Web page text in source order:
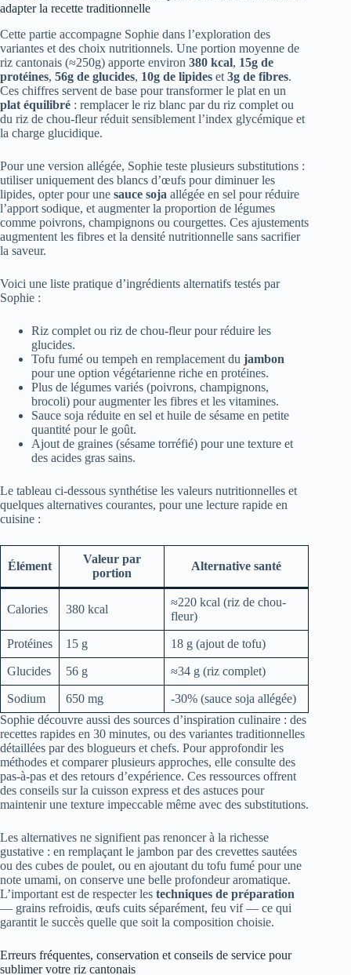
adapter la recette traditionnelle
Cette partie accompagne Sophie dans l’exploration des
variantes et des choix nutritionnels. Une portion moyenne de
riz cantonais (≈250g) apporte environ 380 kcal, 15g de
protéines, 56g de glucides, 10g de lipides et 3g de fibres.
Ces chiffres servent de base pour transformer le plat en un
plat équilibré : remplacer le riz blanc par du riz complet ou
du riz de chou-fleur réduit sensiblement l’index glycémique et
la charge glucidique.
Pour une version allégée, Sophie teste plusieurs substitutions :
utiliser uniquement des blancs d’œufs pour diminuer les
lipides, opter pour une sauce soja allégée en sel pour réduire
l’apport sodique, et augmenter la proportion de légumes
comme poivrons, champignons ou courgettes. Ces ajustements
augmentent les fibres et la densité nutritionnelle sans sacrifier
la saveur.
Voici une liste pratique d’ingrédients alternatifs testés par
Sophie :
Riz complet ou riz de chou-fleur pour réduire les
glucides.
Tofu fumé ou tempeh en remplacement du jambon
pour une option végétarienne riche en protéines.
Plus de légumes variés (poivrons, champignons,
brocoli) pour augmenter les fibres et les vitamines.
Sauce soja réduite en sel et huile de sésame en petite
quantité pour le goût.
Ajout de graines (sésame torréfié) pour une texture et
des acides gras sains.
Le tableau ci-dessous synthétise les valeurs nutritionnelles et
quelques alternatives courantes, pour une lecture rapide en
cuisine :
Élément
Valeur par
portion
Alternative santé
Calories 380 kcal
≈220 kcal (riz de chou-
fleur)
Protéines 15 g 18 g (ajout de tofu)
Glucides 56 g ≈34 g (riz complet)
Sodium 650 mg
-30% (sauce soja allégée)
Sophie découvre aussi des sources d’inspiration culinaire : des
recettes rapides en 30 minutes, ou des variantes traditionnelles
détaillées par des blogueurs et chefs. Pour approfondir les
méthodes et comparer plusieurs approches, elle consulte des
pas-à-pas et des retours d’expérience. Ces ressources offrent
des conseils sur la cuisson express et des astuces pour
maintenir une texture impeccable même avec des substitutions.
Les alternatives ne signifient pas renoncer à la richesse
gustative : en remplaçant le jambon par des crevettes sautées
ou des cubes de poulet, ou en ajoutant du tofu fumé pour une
note umami, on conserve une belle profondeur aromatique.
L’important est de respecter les techniques de préparation
— grains refroidis, œufs cuits séparément, feu vif — ce qui
garantit le succès quelle que soit la composition choisie.
Erreurs fréquentes, conservation et conseils de service pour
sublimer votre riz cantonais